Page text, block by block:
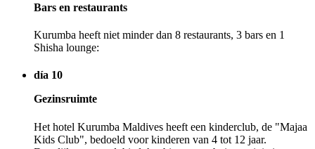
Bars en restaurants
Kurumba heeft niet minder dan 8 restaurants, 3 bars en 1
Shisha lounge:
día 10
Gezinsruimte
Het hotel Kurumba Maldives heeft een kinderclub, de "Majaa
Kids Club", bedoeld voor kinderen van 4 tot 12 jaar.